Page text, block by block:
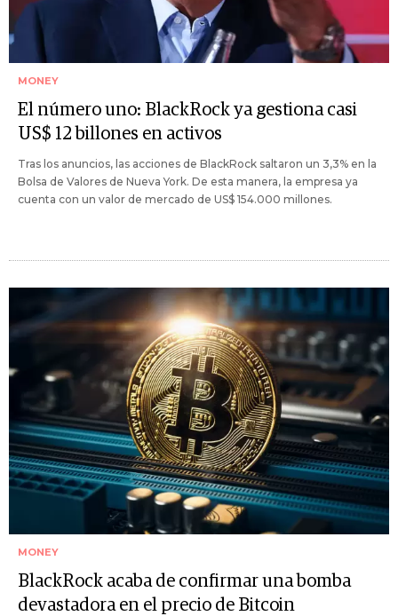
MONEY
El número uno: BlackRock ya gestiona casi
US$ 12 billones en activos
Tras los anuncios, las acciones de BlackRock saltaron un 3,3% en la
Bolsa de Valores de Nueva York. De esta manera, la empresa ya
cuenta con un valor de mercado de US$ 154.000 millones.
MONEY
BlackRock acaba de confirmar una bomba
devastadora en el precio de Bitcoin